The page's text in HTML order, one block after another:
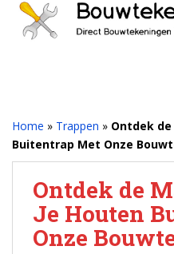
Home » Trappen » Ontdek
Buitentrap Met Onze
Ontdek de
Je Houten
Onze